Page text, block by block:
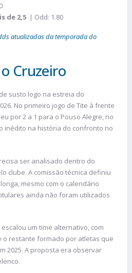
de 2,5 | Odd: 1.80
atualizadas da temporada do
Cruzeiro
susto logo na estreia do
No primeiro jogo de Tite à frente
por 2 a 1 para o Pouso Alegre, no
inédito na história do confronto no
ser analisado dentro do
clube. A comissão técnica definiu
mesmo com o calendário
ainda não foram utilizados
um time alternativo, com
o restante formado por atletas que
2025. A proposta era observar